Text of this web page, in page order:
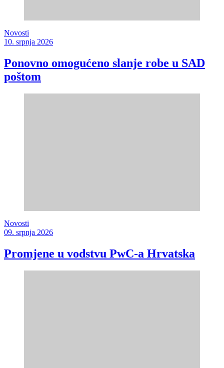
Novosti
10. srpnja 2026
Ponovno omogućeno slanje robe u SAD
poštom
Novosti
09. srpnja 2026
Promjene u vodstvu PwC-a Hrvatska